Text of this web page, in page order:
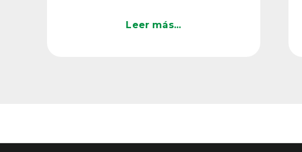
Leer más...